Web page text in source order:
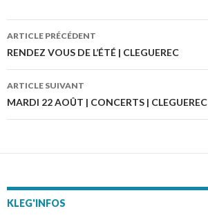
Navigation
des
articles
ARTICLE PRÉCÉDENT
RENDEZ VOUS DE L’ÉTÉ | CLEGUEREC
ARTICLE SUIVANT
MARDI 22 AOÛT | CONCERTS | CLEGUEREC
KLEG'INFOS